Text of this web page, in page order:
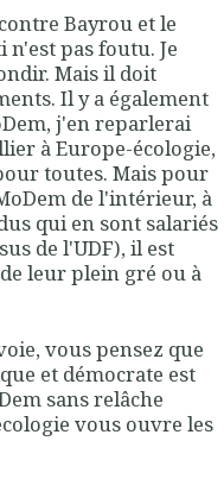
Bayrou et le
n'est pas foutu. Je
Mais il doit
Il y a également
j'en reparlerai
à Europe-écologie,
toutes. Mais pour
de l'intérieur, à
qui en sont salariés
de l'UDF), il est
leur plein gré ou à
vous pensez que
et démocrate est
sans relâche
vous ouvre les